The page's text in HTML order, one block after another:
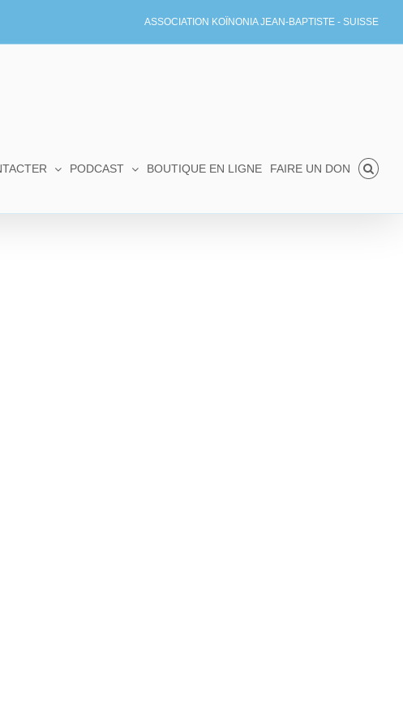
ASSOCIATION KOÏNONIA JEAN-BAPTISTE - SUISSE
PODCAST BOUTIQUE EN LIGNE FAIRE UN DON